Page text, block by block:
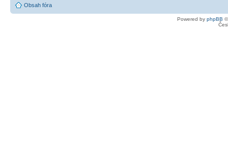
Obsah fóra
Powered by phpBB